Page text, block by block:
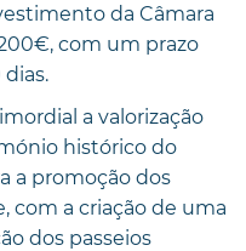
da Câmara
com um prazo
a valorização
histórico do
a promoção dos
com a criação de uma
dos passeios